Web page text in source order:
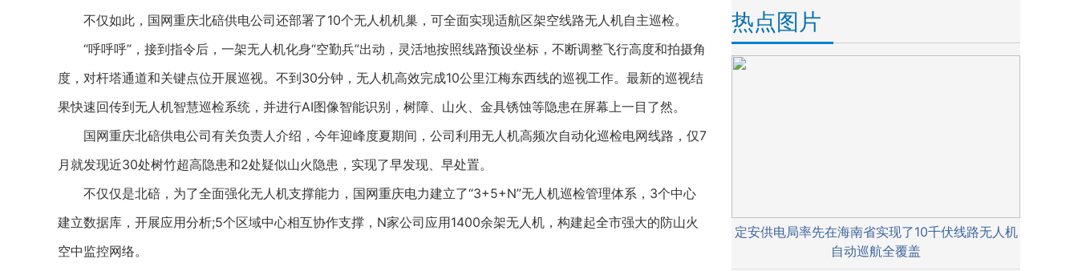
不仅如此，国网重庆北碚供电公司还部署了10个无人机机巢，可全面实现适航区架空线路无人机自主巡检。
“呼呼呼”，接到指令后，一架无人机化身“空勤兵”出动，灵活地按照线路预设坐标，不断调整飞行高度和拍摄角
度，对杆塔通道和关键点位开展巡视。不到30分钟，无人机高效完成10公里江梅东西线的巡视工作。最新的巡视结
果快速回传到无人机智慧巡检系统，并进行AI图像智能识别，树障、山火、金具锈蚀等隐患在屏幕上一目了然。
国网重庆北碚供电公司有关负责人介绍，今年迎峰度夏期间，公司利用无人机高频次自动化巡检电网线路，仅7
月就发现近30处树竹超高隐患和2处疑似山火隐患，实现了早发现、早处置。
不仅仅是北碚，为了全面强化无人机支撑能力，国网重庆电力建立了“3+5+N”无人机巡检管理体系，3个中心
建立数据库，开展应用分析;5个区域中心相互协作支撑，N家公司应用1400余架无人机，构建起全市强大的防山火
空中监控网络。
热点图片
定安供电局率先在海南省实现了10千伏线路无人机
自动巡航全覆盖